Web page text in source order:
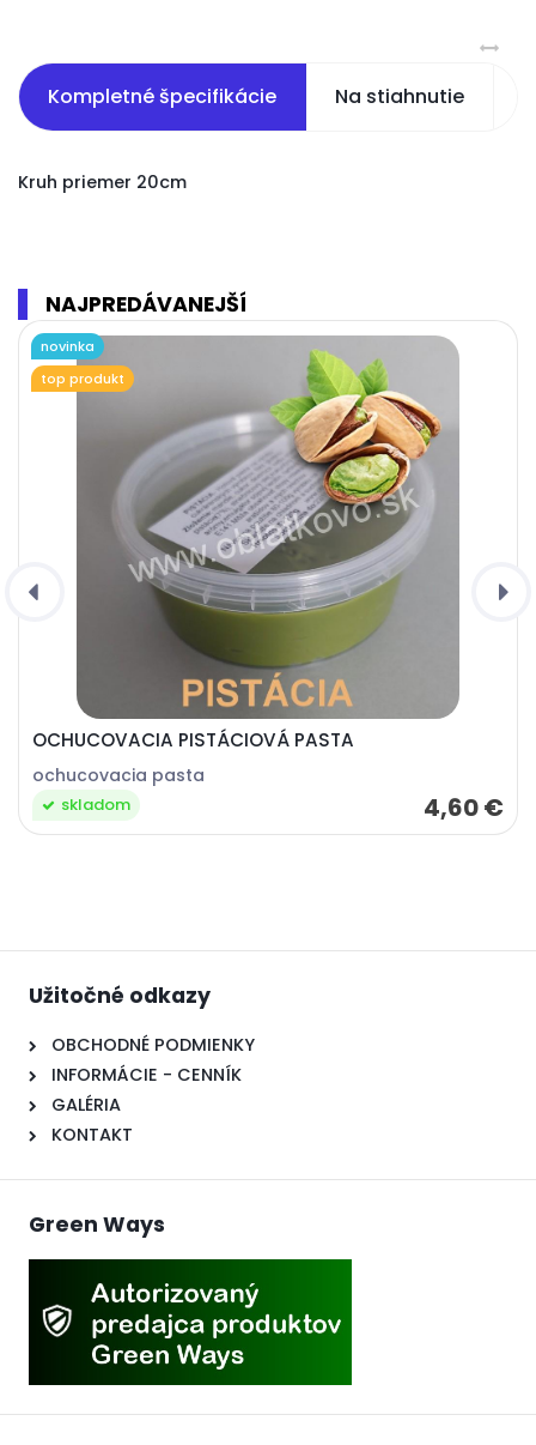
Kompletné špecifikácie Na stiahnutie
Kruh priemer 20cm
NAJPREDÁVANEJŠÍ
OCHUCOVACIA PISTÁCIOVÁ PASTA
ochucovacia pasta
4,60 €
skladom
novinka
top produkt
Užitočné odkazy
OBCHODNÉ PODMIENKY
INFORMÁCIE - CENNÍK
GALÉRIA
KONTAKT
Green Ways